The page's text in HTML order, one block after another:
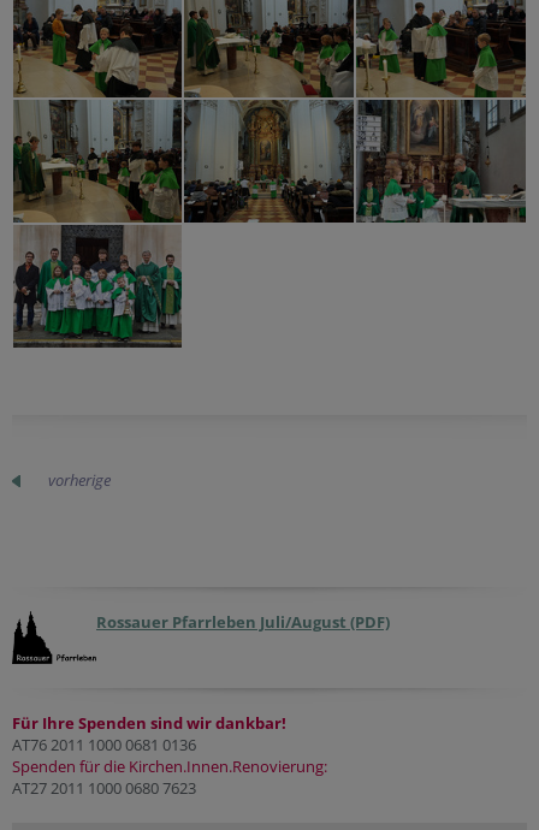
vorherige
Rossauer Pfarrleben Juli/August (PDF)
Für Ihre Spenden sind wir dankbar!
AT76 2011 1000 0681 0136
Spenden für die Kirchen.Innen.Renovierung:
AT27 2011 1000 0680 7623